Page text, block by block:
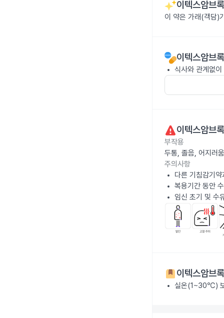
이텍스암브
이 약은 가래(객담)
이텍스암브
식사와 관계없
이텍스암브
부작용
두통, 졸음, 어지러
주의사항
다른 기침감기
복용기간 동안
임신 초기 및 수
이텍스암브
실온(1~30℃)